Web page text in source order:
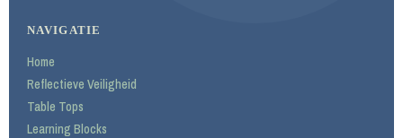
NAVIGATIE
Home
Reflectieve Veiligheid
Table Tops
Learning Blocks